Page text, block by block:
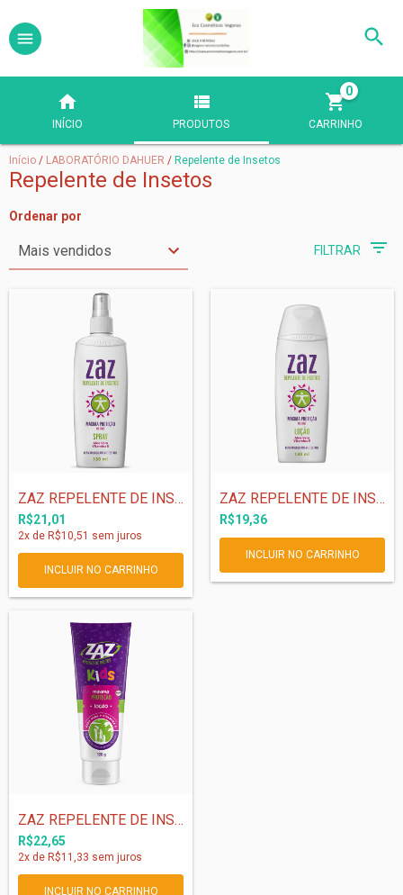
INÍCIO PRODUTOS CARRINHO
0
Início / LABORATÓRIO DAHUER / Repelente de Insetos
Repelente de Insetos
Ordenar por
FILTRAR
ZAZ REPELENTE DE INSETOS SPRAY 130 ml
R$21,01
2x de R$10,51 sem juros
ZAZ REPELENTE DE INSETOS LOÇÃO - 130ml
R$19,36
ZAZ REPELENTE DE INSETOS KIDS LOÇÃO - 12...
R$22,65
2x de R$11,33 sem juros